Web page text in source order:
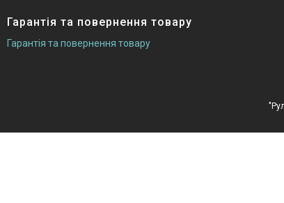
Гарантія та повернення товару
Гарантія та повернення товару